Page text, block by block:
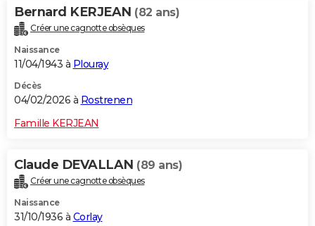
Bernard KERJEAN (82 ans)
Créer une cagnotte obsèques
Naissance
11/04/1943 à Plouray
Décès
04/02/2026 à Rostrenen
Famille KERJEAN
Claude DEVALLAN (89 ans)
Créer une cagnotte obsèques
Naissance
31/10/1936 à Corlay